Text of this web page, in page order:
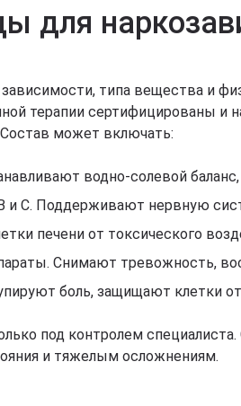
для
типа вещества и
терапии сертифицированы и
может включать:
водно-солевой
и C. Поддерживают нервную
печени от токсического
Снимают тревожность,
боль, защищают клетки
под контролем
и тяжелым осложнениям.